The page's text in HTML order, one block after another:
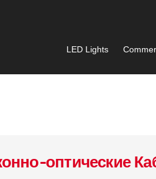
LED Lights
оптические